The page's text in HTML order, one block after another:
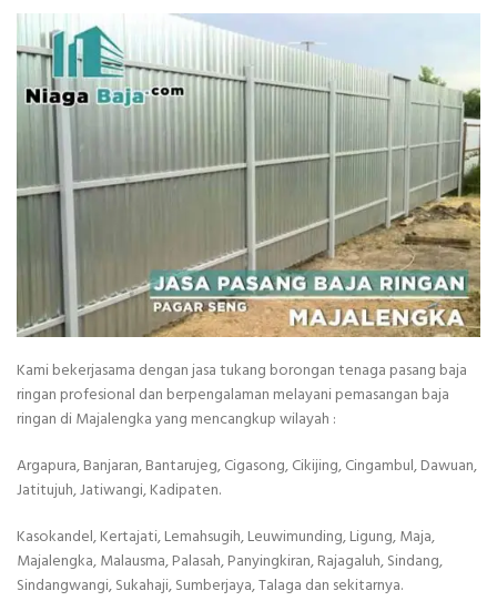
Kami bekerjasama dengan jasa tukang borongan tenaga pasang baja
ringan profesional dan berpengalaman melayani pemasangan baja
ringan di Majalengka yang mencangkup wilayah :
Argapura, Banjaran, Bantarujeg, Cigasong, Cikijing, Cingambul, Dawuan,
Jatitujuh, Jatiwangi, Kadipaten.
Kasokandel, Kertajati, Lemahsugih, Leuwimunding, Ligung, Maja,
Majalengka, Malausma, Palasah, Panyingkiran, Rajagaluh, Sindang,
Sindangwangi, Sukahaji, Sumberjaya, Talaga dan sekitarnya.